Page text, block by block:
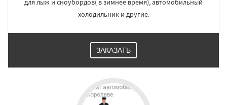
для лыж и сноубордов( в зимнее время), автомобильный
холодильник и другие.
ЗАКАЗАТЬ